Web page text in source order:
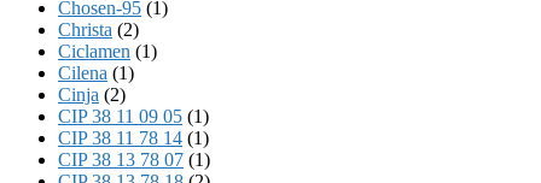
Chosen-95 (1)
Christa (2)
Ciclamen (1)
Cilena (1)
Cinja (2)
CIP 38 11 09 05 (1)
CIP 38 11 78 14 (1)
CIP 38 13 78 07 (1)